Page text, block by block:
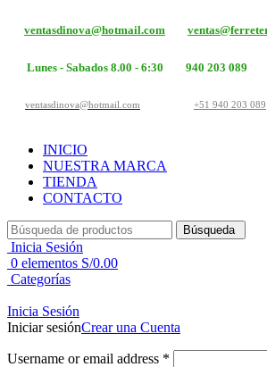
ventasdinova@hotmail.com
Lunes - Sabados 8.00 - 6:30 940 203 089
ventasdinova@hotmail.com +51 940 203 089
INICIO
NUESTRA MARCA
TIENDA
CONTACTO
Búsqueda
Inicia Sesión
0 elementos S/0.00
Categorías
Inicia Sesión
Iniciar sesiónCrear una Cuenta
Username or email address *